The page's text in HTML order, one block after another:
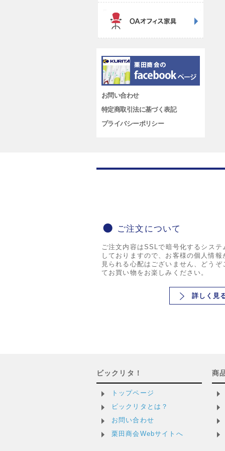
お問い合わせ
特定商取引法に基づく表記
プライバシーポリシー
ご注文について
ご注文内容はSSLで暗号化するシステ
しておりますので、お客様の個人情報
見られる心配はございません、どうぞ
てお買い物をお楽しみください。
詳しく見
ビックリタ！
トップページ
ビックリタとは？
お問い合わせ
栗田商会Webサイトへ
商